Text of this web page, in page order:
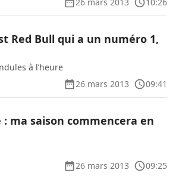
Red Bull qui a un numéro 1,
à l’heure
26 mars 2013
09:41
: ma saison commencera en
26 mars 2013
09:25